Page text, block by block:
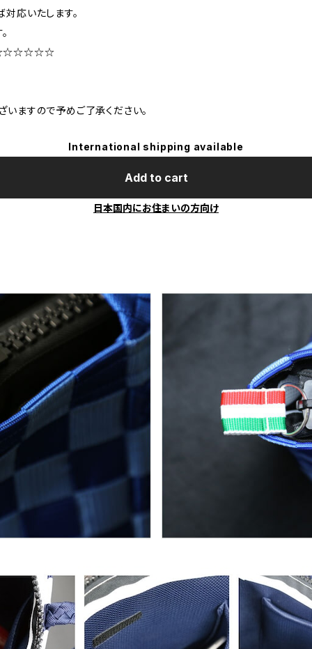
応いたします。
ますので予めご了承ください。
International shipping available
Add to cart
日本国内にお住まいの方向け